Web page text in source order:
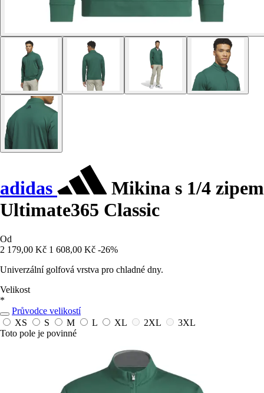
adidas
Mikina s 1/4 zipem
Ultimate365 Classic
Od
2 179,00 Kč 1 608,00 Kč -26%
Univerzální golfová vrstva pro chladné dny.
Velikost
*
Průvodce velikostí
XS
S M L XL 2XL
3XL
Toto pole je povinné